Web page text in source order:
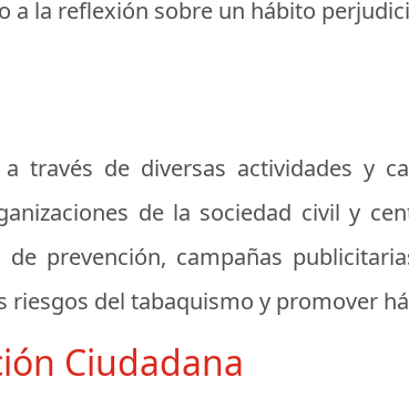
a la reflexión sobre un hábito
través de diversas actividades y
de la sociedad civil y
prevención, campañas
del tabaquismo y promover
Ciudadana